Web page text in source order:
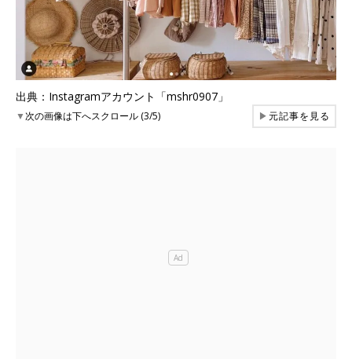
出典：Instagramアカウント「mshr0907」
▼次の画像は下へスクロール (3/5) ▶元記事を見る